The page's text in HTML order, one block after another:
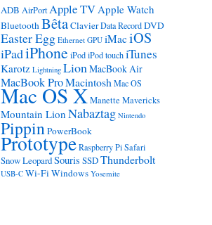
ADB AirPort Apple TVApple Watch
BluetoothBêtaClavier Data Record DVD
Easter Egg Ethernet GPU iMaciOS
iPadiPhone iPod iPod touch iTunes
Karotz Lightning LionMacBook Air
MacBook ProMacintosh Mac OS
Mac OS X Manette Mavericks
Mountain Lion Nabaztag Nintendo
PippinPowerBook
Prototype Raspberry Pi Safari
Snow LeopardSouris SSDThunderbolt
USB-C Wi-FiWindows Yosemite